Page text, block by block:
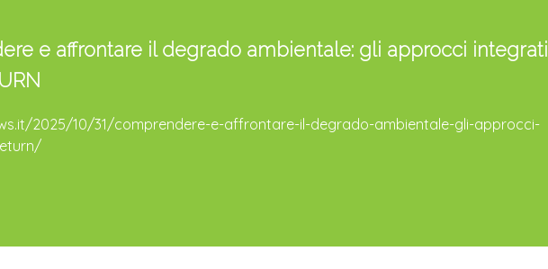
e affrontare il degrado ambientale: gli approcci integrati
2025/10/31/comprendere-e-affrontare-il-degrado-ambientale-gli-approcci-